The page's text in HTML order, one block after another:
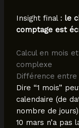
Insight final : le
comptage est
Calcul en mois
complexe
Différence
Dire “1 mois”
calendaire (de
nombre de
10 mars n’a pas